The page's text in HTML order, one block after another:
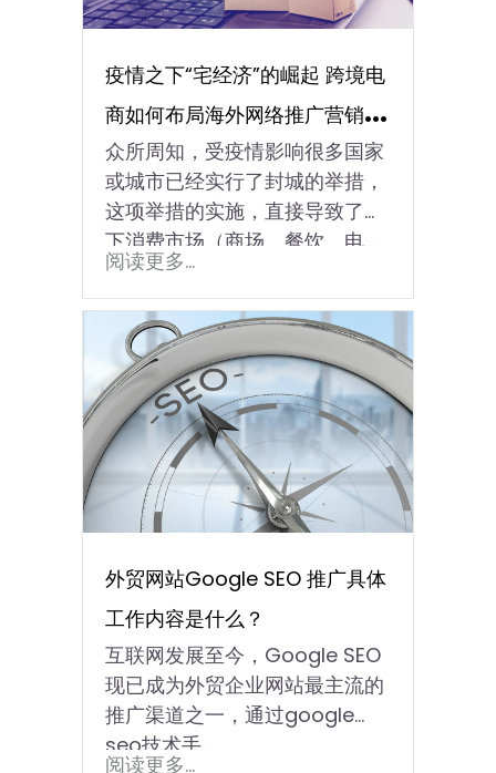
疫情之下“宅经济”的崛起 跨境电
商如何布局海外网络推广营销市
场
众所周知，受疫情影响很多国家
或城市已经实行了封城的举措，
这项举措的实施，直接导致了线
下消费市场（商场、餐饮、电...
阅读更多...
外贸网站Google SEO 推广具体
工作内容是什么？
互联网发展至今，Google SEO
现已成为外贸企业网站最主流的
推广渠道之一，通过google
seo技术手...
阅读更多...